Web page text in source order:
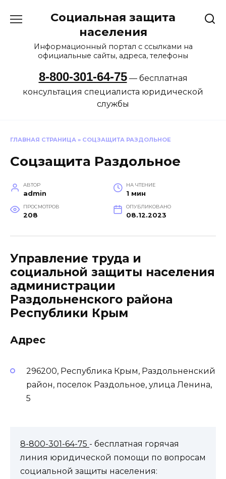
Социальная защита
населения
Информационный портал с ссылками на
официальные сайты, адреса, телефоны
8-800-301-64-75— бесплатная
консультация специалиста юридической
службы
ГЛАВНАЯ СТРАНИЦА » СОЦЗАЩИТА РАЗДОЛЬНОЕ
Соцзащита Раздольное
АВТОР
admin
НА ЧТЕНИЕ
1 мин
ПРОСМОТРОВ
208
ОПУБЛИКОВАНО
08.12.2023
Управление труда и
социальной защиты населения
администрации
Раздольненского района
Республики Крым
Адрес
296200, Республика Крым, Раздольненский
район, поселок Раздольное, улица Ленина,
5
8-800-301-64-75 - бесплатная горячая
линия юридической помощи по вопросам
социальной защиты населения: